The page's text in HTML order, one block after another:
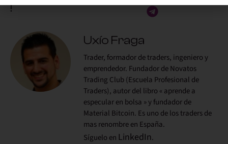
!
Uxío Fraga
Trader, formador de traders, ingeniero y
emprendedor. Fundador de Novatos
Trading Club (Escuela Profesional de
Traders), autor del libro « aprende a
especular en bolsa » y fundador de
Material Bitcoin. Es uno de los traders de
mas renombre en España.
Síguelo en LinkedIn.